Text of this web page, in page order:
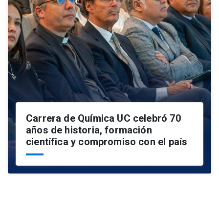
Carrera de Química UC celebró 70
años de historia, formación
científica y compromiso con el país